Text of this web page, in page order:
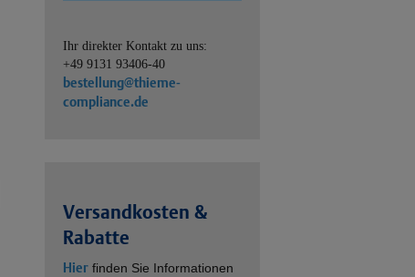
Ihr direkter Kontakt zu uns:
+49 9131 93406-40
bestellung@thieme-
compliance.de
Versandkosten &
Rabatte
Hier finden Sie Informationen